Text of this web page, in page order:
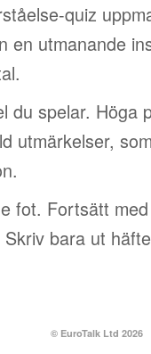
quiz
en utmanande
du spelar. Höga
utmärkelser,
fot. Fortsätt
bara ut
© EuroTalk Ltd 2026